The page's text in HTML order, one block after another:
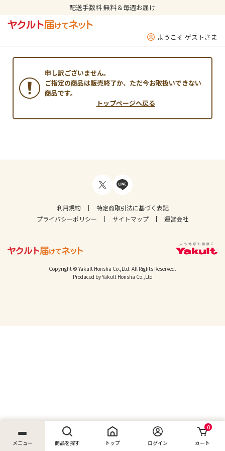
配送手数料 無料＆毎週お届け
ようこそ ゲストさま
メニュー 商品を探す トップ ログイン
0
カート
申し訳ございません。
ご指定の商品は販売終了か、ただ今お取扱いできない
商品です。
トップページへ戻る
利用規約
特定商取引法に基づく表記
プライバシーポリシー
サイトマップ 運営会社
Copyright © Yakult Honsha Co.,Ltd. All Rights Reserved.
Produced by Yakult Honsha Co.,Ltd